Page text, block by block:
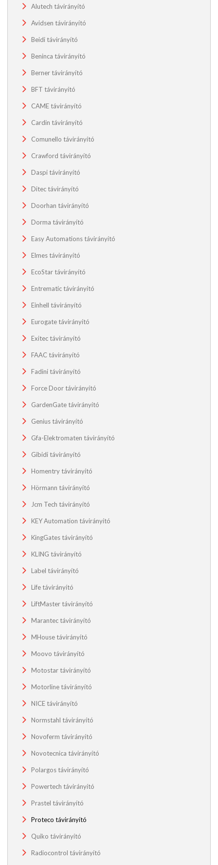
Alutech távirányító
Avidsen távirányító
Beidi távirányító
Beninca távirányító
Berner távirányító
BFT távirányító
CAME távirányító
Cardin távirányító
Comunello távirányító
Crawford távirányító
Daspi távirányító
Ditec távirányító
Doorhan távirányító
Dorma távirányító
Easy Automations távirányító
Elmes távirányító
EcoStar távirányító
Entrematic távirányító
Einhell távirányító
Eurogate távirányító
Exitec távirányító
FAAC távirányító
Fadini távirányító
Force Door távirányító
GardenGate távirányító
Genius távirányító
Gfa-Elektromaten távirányító
Gibidi távirányító
Homentry távirányító
Hörmann távirányító
Jcm Tech távirányító
KEY Automation távirányító
KingGates távirányító
KLING távirányító
Label távirányító
Life távirányító
LiftMaster távirányító
Marantec távirányító
MHouse távirányító
Moovo távirányító
Motostar távirányító
Motorline távirányító
NICE távirányító
Normstahl távirányító
Novoferm távirányító
Novotecnica távirányító
Polargos távirányító
Powertech távirányító
Prastel távirányító
Proteco távirányító
Quiko távirányító
Radiocontrol távirányító